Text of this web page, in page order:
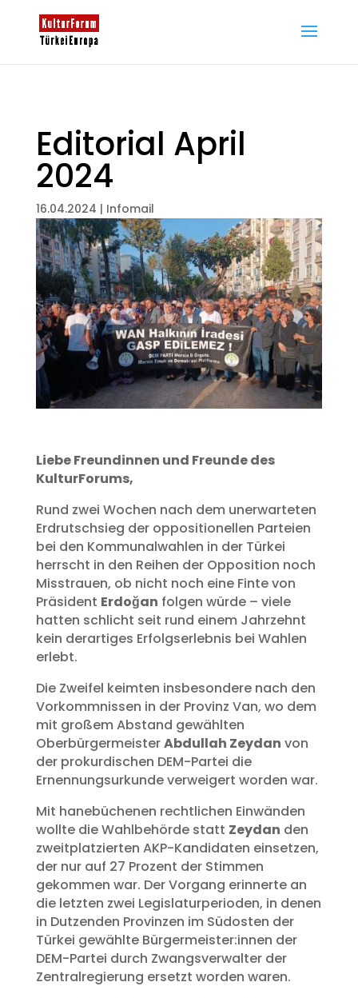
Editorial April
2024
16.04.2024 | Infomail
Liebe Freundinnen und Freunde des
KulturForums,
Rund zwei Wochen nach dem unerwarteten
Erdrutschsieg der oppositionellen Parteien
bei den Kommunalwahlen in der Türkei
herrscht in den Reihen der Opposition noch
Misstrauen, ob nicht noch eine Finte von
Präsident Erdoğan folgen würde – viele
hatten schlicht seit rund einem Jahrzehnt
kein derartiges Erfolgserlebnis bei Wahlen
erlebt.
Die Zweifel keimten insbesondere nach den
Vorkommnissen in der Provinz Van, wo dem
mit großem Abstand gewählten
OberbürgermeisterAbdullah Zeydan von
der prokurdischen DEM-Partei die
Ernennungsurkunde verweigert worden war.
Mit hanebüchenen rechtlichen Einwänden
wollte die Wahlbehörde statt Zeydan den
zweitplatzierten AKP-Kandidaten einsetzen,
der nur auf 27 Prozent der Stimmen
gekommen war. Der Vorgang erinnerte an
die letzten zwei Legislaturperioden, in denen
in Dutzenden Provinzen im Südosten der
Türkei gewählte Bürgermeister:innen der
DEM-Partei durch Zwangsverwalter der
Zentralregierung ersetzt worden waren.